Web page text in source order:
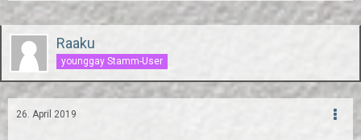
Raaku
younggay Stamm-User
26. April 2019